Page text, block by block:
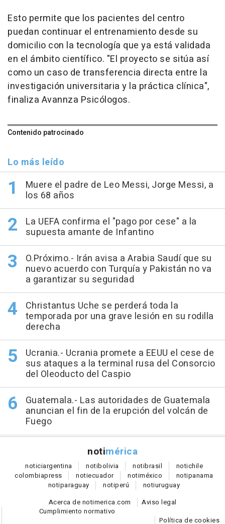
Esto permite que los pacientes del centro
puedan continuar el entrenamiento desde su
domicilio con la tecnología que ya está validada
en el ámbito científico. "El proyecto se sitúa así
como un caso de transferencia directa entre la
investigación universitaria y la práctica clínica",
finaliza Avannza Psicólogos.
Contenido patrocinado
Lo más leído
Muere el padre de Leo Messi, Jorge Messi, a
los 68 años
La UEFA confirma el "pago por cese" a la
supuesta amante de Infantino
O.Próximo.- Irán avisa a Arabia Saudí que su
nuevo acuerdo con Turquía y Pakistán no va
a garantizar su seguridad
Christantus Uche se perderá toda la
temporada por una grave lesión en su rodilla
derecha
Ucrania.- Ucrania promete a EEUU el cese de
sus ataques a la terminal rusa del Consorcio
del Oleoducto del Caspio
Guatemala.- Las autoridades de Guatemala
anuncian el fin de la erupción del volcán de
Fuego
notimérica
noticiargentina notibolivia notibrasil notichile
colombiapress notiecuador notiméxico notipanama
notiparaguay notiperú notiuruguay
Acerca de notimerica.com
Aviso legal
Cumplimiento normativo
Política de cookies